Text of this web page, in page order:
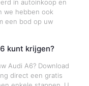
in autoinkoop en
we hebben ook
een bod op uw
kunt krijgen?
Audi A6? Download
direct een gratis